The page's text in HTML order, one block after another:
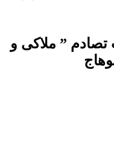
تصادم ” ملاكى و